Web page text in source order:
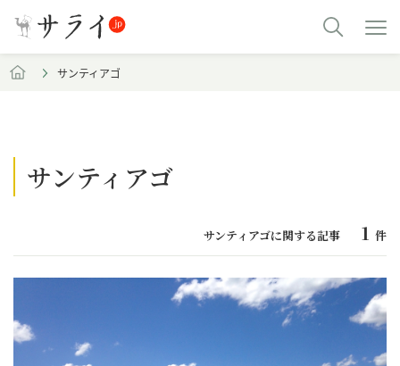
サンティアゴ
サンティアゴ
サンティアゴに関する記事 1 件